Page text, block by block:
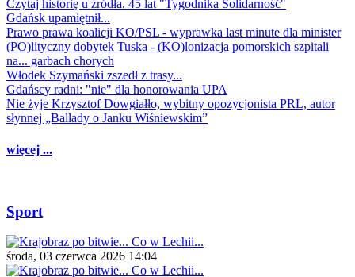
Czytaj historię u źródła. 45 lat "Tygodnika Solidarność"
Gdańsk upamiętnił...
Prawo prawa koalicji KO/PSL - wyprawka last minute dla minister
(PO)lityczny dobytek Tuska - (KO)lonizacja pomorskich szpitali
na... garbach chorych
Włodek Szymański zszedł z trasy...
Gdańscy radni: "nie" dla honorowania UPA
Nie żyje Krzysztof Dowgiałło, wybitny opozycjonista PRL, autor
słynnej „Ballady o Janku Wiśniewskim”
więcej ...
Sport
środa, 03 czerwca 2026 14:04